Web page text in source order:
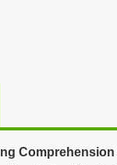
Comprehension